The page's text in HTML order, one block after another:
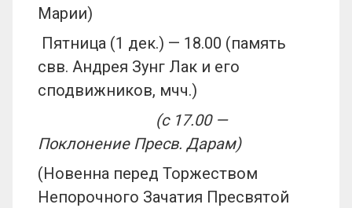
Марии)
Пятница (1 дек.) — 18.00 (память
свв. Андрея Зунг Лак и его
сподвижников, мчч.)
(с 17.00 —
Поклонение Пресв. Дарам)
(Новенна перед Торжеством
Непорочного Зачатия Пресвятой